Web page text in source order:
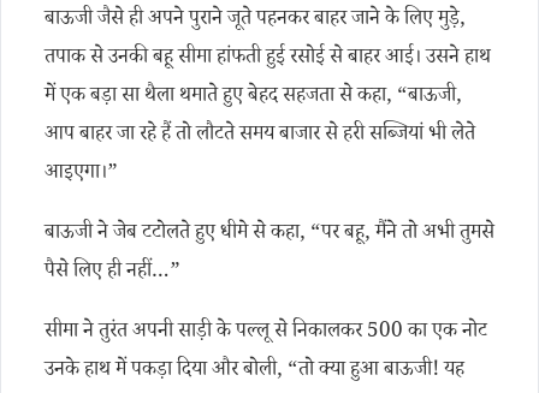
बाऊजी जैसे ही अपने पुराने जूते पहनकर बाहर जाने के लिए मुड़े,
तपाक से उनकी बहू सीमा हांफती हुई रसोई से बाहर आई। उसने हाथ
में एक बड़ा सा थैला थमाते हुए बेहद सहजता से कहा, “बाऊजी,
आप बाहर जा रहे हैं तो लौटते समय बाजार से हरी सब्जियां भी लेते
आइएगा।”
बाऊजी ने जेब टटोलते हुए धीमे से कहा, “पर बहू, मैंने तो अभी तुमसे
पैसे लिए ही नहीं…”
सीमा ने तुरंत अपनी साड़ी के पल्लू से निकालकर 500 का एक नोट
उनके हाथ में पकड़ा दिया और बोली, “तो क्या हुआ बाऊजी! यह